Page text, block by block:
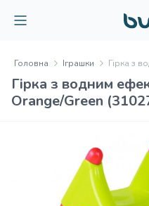
Головна Іграшки Гірка з
Гірка з водним
Orange/Green